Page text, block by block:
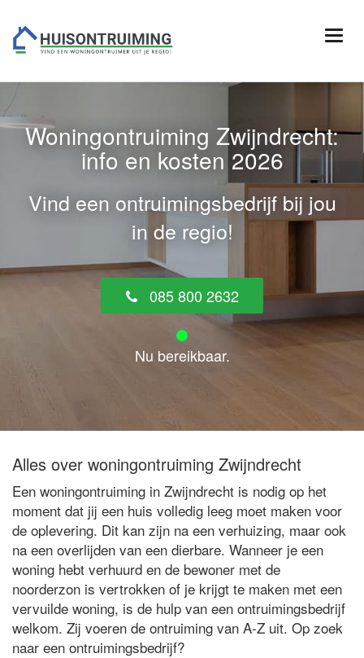
Woningontruiming Zwijndrecht:
info en kosten 2026
Vind een ontruimingsbedrijf bij jou
in de regio!
085 800 2632
Nu bereikbaar.
Alles over woningontruiming Zwijndrecht
Een woningontruiming in Zwijndrecht is nodig op het
moment dat jij een huis volledig leeg moet maken voor
de oplevering. Dit kan zijn na een verhuizing, maar ook
na een overlijden van een dierbare. Wanneer je een
woning hebt verhuurd en de bewoner met de
noorderzon is vertrokken of je krijgt te maken met een
vervuilde woning, is de hulp van een ontruimingsbedrijf
welkom. Zij voeren de ontruiming van A-Z uit. Op zoek
naar een ontruimingsbedrijf?